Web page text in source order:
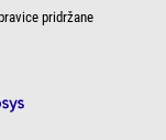
pridržane